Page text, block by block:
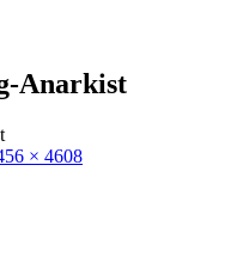
Anarkist
× 4608